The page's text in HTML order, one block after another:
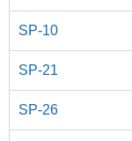
SP-10
SP-21
SP-26